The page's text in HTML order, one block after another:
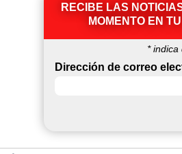
RECIBE LAS
MOMENTO EN
*indica
Dirección de correo